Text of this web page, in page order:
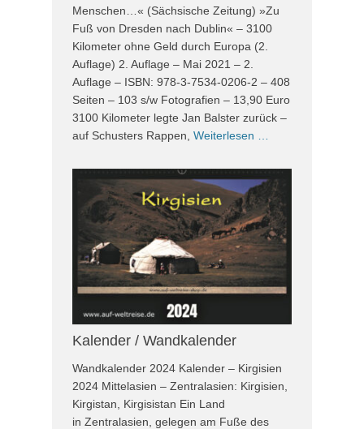
Menschen…« (Sächsische Zeitung) »Zu
Fuß von Dresden nach Dublin« – 3100
Kilometer ohne Geld durch Europa (2.
Auflage) 2. Auflage – Mai 2021 – 2.
Auflage – ISBN: 978-3-7534-0206-2 – 408
Seiten – 103 s/w Fotografien – 13,90 Euro
3100 Kilometer legte Jan Balster zurück –
auf Schusters Rappen, Weiterlesen …
Kalender / Wandkalender
Wandkalender 2024 Kalender – Kirgisien
2024 Mittelasien – Zentralasien: Kirgisien,
Kirgistan, Kirgisistan Ein Land
in Zentralasien, gelegen am Fuße des